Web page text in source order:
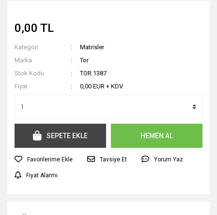
0,00 TL
Kategori
Matrisler
Marka
Tor
Stok Kodu
TOR.1387
Fiyat
0,00 EUR + KDV
SEPETE EKLE HEMEN AL
Tavsiye Et Yorum Yaz
Fiyat Alarmı